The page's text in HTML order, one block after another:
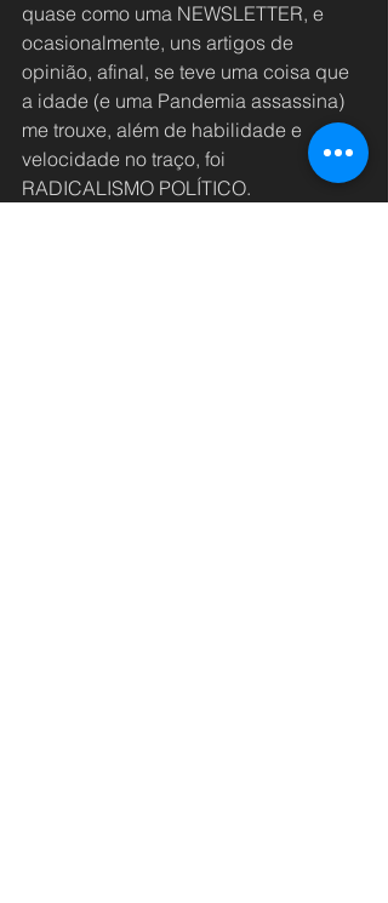
quase como uma NEWSLETTER, e
ocasionalmente, uns artigos de
opinião, afinal, se teve uma coisa que
a idade (e uma Pandemia assassina)
me trouxe, além de habilidade e
velocidade no traço, foi
RADICALISMO POLÍTICO.